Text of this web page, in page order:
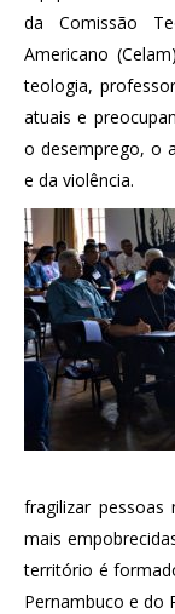
da Comissão
Americano
teologia,
atuais e
o desemprego, o
e da violência.
fragilizar
mais
território é
Pernambuco e do